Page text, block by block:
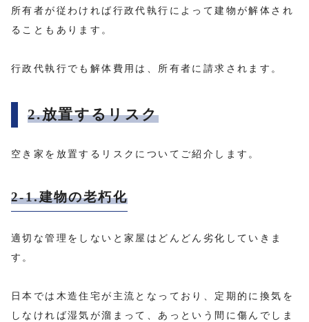
所有者が従わければ行政代執行によって建物が解体され
ることもあります。
行政代執行でも解体費用は、所有者に請求されます。
2.放置するリスク
空き家を放置するリスクについてご紹介します。
2-1.建物の老朽化
適切な管理をしないと家屋はどんどん劣化していきま
す。
日本では木造住宅が主流となっており、定期的に換気を
しなければ湿気が溜まって、あっという間に傷んでしま